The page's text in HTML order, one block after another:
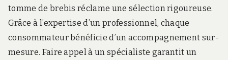
tomme de brebis réclame une sélection rigoureuse.
Grâce à l’expertise d’un professionnel, chaque
consommateur bénéficie d’un accompagnement sur-
mesure. Faire appel à un spécialiste garantit un